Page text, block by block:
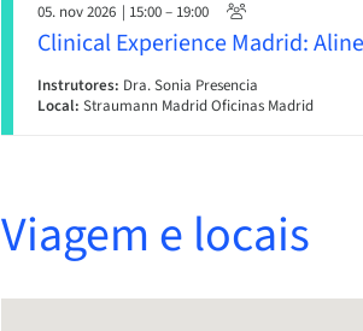
05. nov 2026 | 15:00 – 19:00
Clinical Experience Madrid:
Instrutores: Dra. Sonia Presencia
Local: Straumann Madrid Oficinas Madrid
Viagem e locais